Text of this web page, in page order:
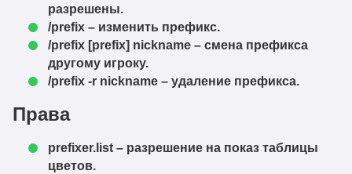
разрешены.
/prefix – изменить префикс.
/prefix [prefix] nickname – смена префикса
другому игроку.
/prefix -r nickname – удаление префикса.
Права
prefixer.list – разрешение на показ таблицы
цветов.